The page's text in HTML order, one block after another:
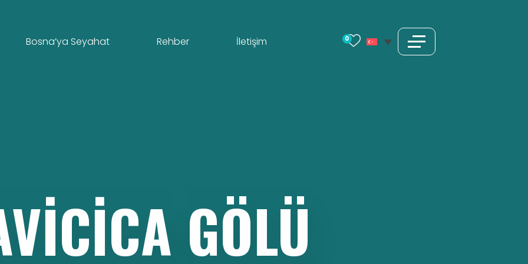
Bosna’ya Seyahat Rehber İletişim 0
GÖLÜ